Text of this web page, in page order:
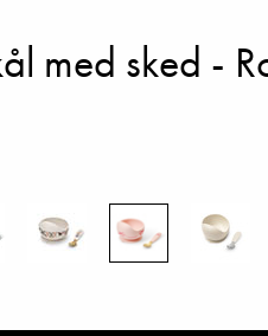
med sked -